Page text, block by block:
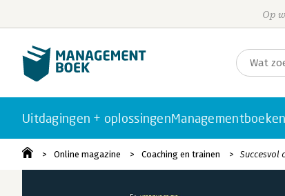
Op
Uitdagingen + oplossingenManagementboeken
Online magazine Coaching en trainen Succesvol